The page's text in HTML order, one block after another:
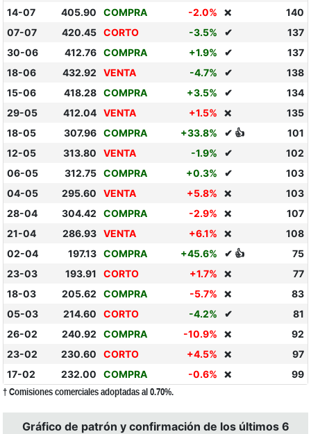
14-07
405.90 COMPRA -2.0% ❌
140
07-07
420.45 CORTO -3.5% ✔
137
30-06
412.76 COMPRA +1.9% ✔
137
18-06
432.92 VENTA -4.7% ✔
138
15-06
418.28 COMPRA +3.5% ✔
134
29-05
412.04 VENTA +1.5% ❌
135
18-05
307.96 COMPRA +33.8% ✔ 👍
101
12-05
313.80 VENTA -1.9% ✔
102
06-05
312.75 COMPRA +0.3% ✔
103
04-05
295.60 VENTA +5.8% ❌
103
28-04
304.42 COMPRA -2.9% ❌
107
21-04
286.93 VENTA +6.1% ❌
108
02-04
197.13 COMPRA +45.6% ✔ 👍
75
23-03
193.91 CORTO +1.7% ❌
77
18-03
205.62 COMPRA -5.7% ❌
83
05-03
214.60 CORTO -4.2% ✔
81
26-02
240.92 COMPRA -10.9% ❌
92
23-02
230.60 CORTO +4.5% ❌
97
17-02
232.00 COMPRA -0.6% ❌ 99
† Comisiones comerciales adoptadas al 0.70%.
Gráfico de patrón y confirmación de los últimos 6